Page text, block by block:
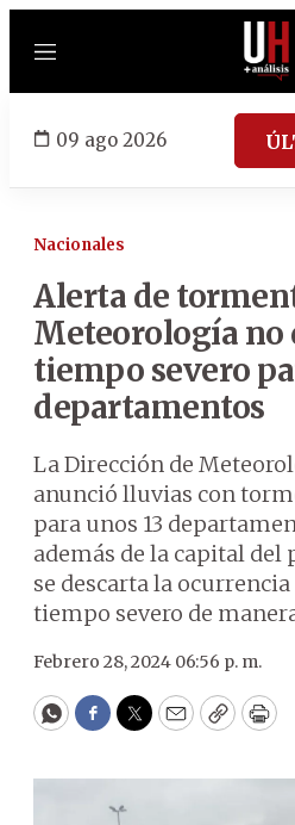
Menú
09 ago 2026
Nacionales
Alerta de
Meteorología no
tiempo severo
departamentos
La Dirección de
anunció lluvias con
para unos 13
además de la capital del
se descarta la
tiempo severo de
Febrero 28, 2024 06:56 p. m.
WhatsApp
Facebook
Twitter
EmailCopy